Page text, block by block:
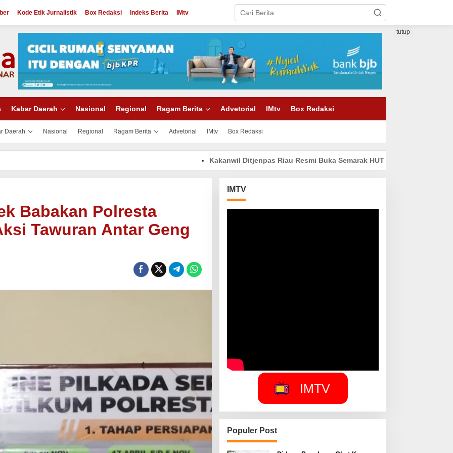
Kode Etik Jurnalistik Box Redaksi Indeks Berita IMtv
Kabar Daerah Nasional Regional Ragam Berita Advetorial IMtv Box Redaksi
Daerah Nasional Regional Ragam Berita Advetorial IMtv Box Redaksi
tutup
Kakanwil Ditjenpas Riau Resmi Buka Semarak HUT Ke-81 RI, Lapas Pasir
Babakan Polresta
Tawuran Antar Geng
IMTV
IMTV
Populer Post